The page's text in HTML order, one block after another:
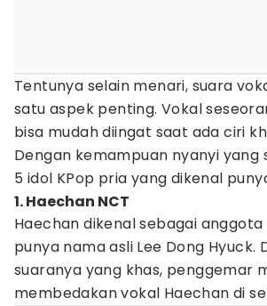
Tentunya selain menari, suara
satu aspek penting. Vokal
bisa mudah diingat saat ada ciri
Dengan kemampuan nyanyi yang
5 idol KPop pria yang dikenal
1. Haechan NCT
Haechan dikenal sebagai anggota
punya nama asli Lee Dong Hyuck.
suaranya yang khas, penggemar
membedakan vokal Haechan di